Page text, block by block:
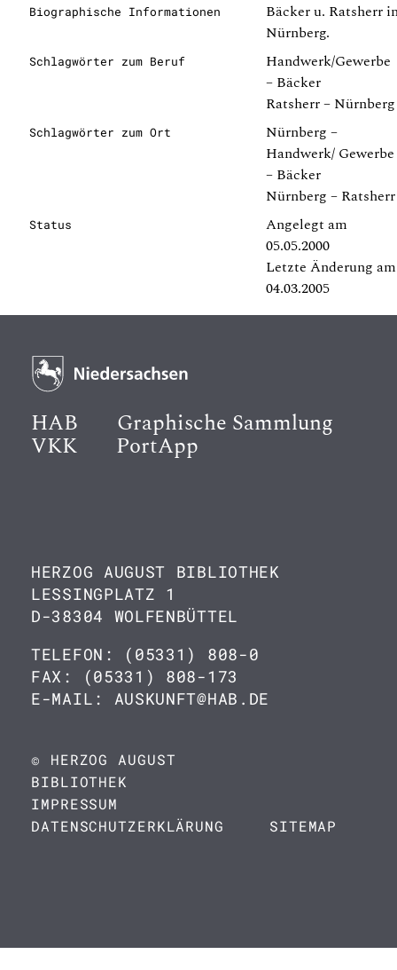
Biographische Informationen
Bäcker u. Ratsherr
Nürnberg.
Schlagwörter zum Beruf
Handwerk/Gewerbe
– Bäcker
Ratsherr – Nürnberg
Schlagwörter zum Ort
Nürnberg –
Handwerk/ Gewerbe
– Bäcker
Nürnberg – Ratsherr
Status
Angelegt am
05.05.2000
Letzte Änderung am
04.03.2005
HAB Graphische Sammlung
VKK PortApp
HERZOG AUGUST BIBLIOTHEK
LESSINGPLATZ 1
D-38304 WOLFENBÜTTEL
TELEFON: (05331) 808-0
FAX: (05331) 808-173
E-MAIL: AUSKUNFT@HAB.DE
© HERZOG AUGUST
BIBLIOTHEK
IMPRESSUM
DATENSCHUTZERKLÄRUNG
SITEMAP